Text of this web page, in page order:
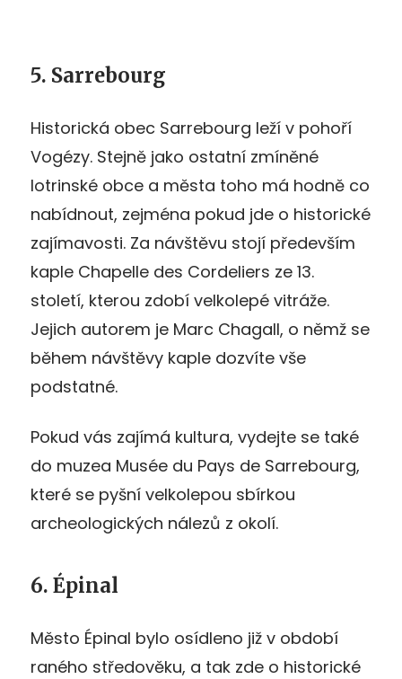
5. Sarrebourg
Historická obec Sarrebourg leží v pohoří
Vogézy. Stejně jako ostatní zmíněné
lotrinské obce a města toho má hodně co
nabídnout, zejména pokud jde o historické
zajímavosti. Za návštěvu stojí především
kaple Chapelle des Cordeliers ze 13.
století, kterou zdobí velkolepé vitráže.
Jejich autorem je Marc Chagall, o němž se
během návštěvy kaple dozvíte vše
podstatné.
Pokud vás zajímá kultura, vydejte se také
do muzea Musée du Pays de Sarrebourg,
které se pyšní velkolepou sbírkou
archeologických nálezů z okolí.
6. Épinal
Město Épinal bylo osídleno již v období
raného středověku, a tak zde o historické